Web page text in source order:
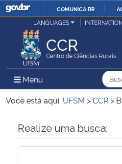
IR
COMUNICA BR
Ministério da Justiça e Segurança Pública
Ministério da Defesa
Ministério das Relações Exteriores
Ministério da Economia
Ministério da Infraestrutura
LANGUAGES
CCR
Centro de Ciências Rurais
Menu Menu Principal do
Você está aqui: UFSM >CCR >
Início do conteúdo
Realize uma busca: